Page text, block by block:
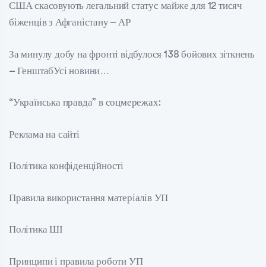
США скасовують легальний статус майже для 12 тисяч
біженців з Афганістану – АР
За минулу добу на фронті відбулося 138 бойових зіткнень
– ГенштабУсі новини…
“Українська правда” в соцмережах:
Реклама на сайті
Політика конфіденційності
Правила використання матеріалів УП
Політика ШІ
Принципи і правила роботи УП